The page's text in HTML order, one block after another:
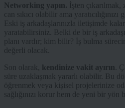
Networking yapın. İşten
can sıkıcı olabilir ama
Eski iş arkadaşlarınızla iletişimde
yaratabilirsiniz. Belki de bir iş
planı vardır; kim bilir? İş bulma
değerli olacak.
Son olarak, kendinize vakit ayırın .
süre uzaklaşmak yararlı olabilir. Bu
öğrenmek veya kişisel projelerinize
sağlığınızı korur hem de yeni bir yön